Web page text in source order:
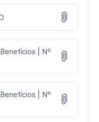
| Nº
| Nº